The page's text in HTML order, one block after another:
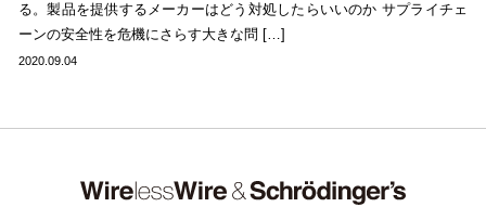
る。製品を提供するメーカーはどう対処したらいいのか サプライチェ
ーンの安全性を危機にさらす大きな問 […]
2020.09.04